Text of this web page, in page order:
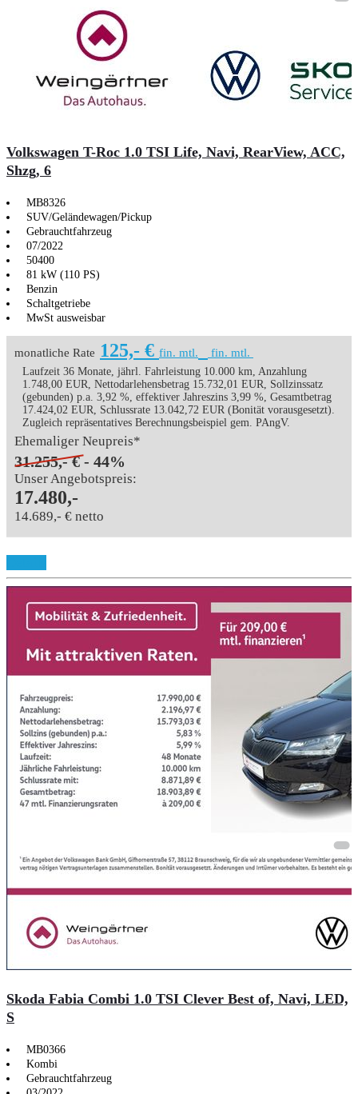
Volkswagen T-Roc 1.0 TSI Life, Navi, RearView, ACC,
Shzg, 6
MB8326
SUV/Geländewagen/Pickup
Gebrauchtfahrzeug
07/2022
50400
81 kW (110 PS)
Benzin
Schaltgetriebe
MwSt ausweisbar
monatliche Rate 125,- € fin. mtl. fin. mtl.
Laufzeit 36 Monate, jährl. Fahrleistung 10.000 km, Anzahlung
1.748,00 EUR, Nettodarlehensbetrag 15.732,01 EUR, Sollzinssatz
(gebunden) p.a. 3,92 %, effektiver Jahreszins 3,99 %, Gesamtbetrag
17.424,02 EUR, Schlussrate 13.042,72 EUR (Bonität vorausgesetzt).
Zugleich repräsentatives Berechnungsbeispiel gem. PAngV.
Ehemaliger Neupreis*
31.255,- € - 44%
Unser Angebotspreis:
17.480,-
14.689,- € netto
Skoda Fabia Combi 1.0 TSI Clever Best of, Navi, LED,
S
MB0366
Kombi
Gebrauchtfahrzeug